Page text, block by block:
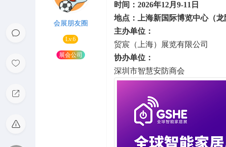
会展朋友圈
Lv.6
展会公司
时间：2026年12月9-11日
地点：上海新国际博览中心（龙
主办单位：
贸宸（上海）展览有限公司
协办单位：
深圳市智慧安防商会